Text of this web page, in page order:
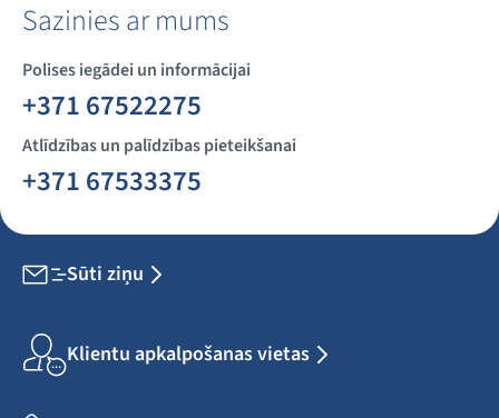
Sazinies ar mums
Polises iegādei un informācijai
+371 67522275
Atlīdzības un palīdzības pieteikšanai
+371 67533375
Sūti ziņu
Klientu apkalpošanas vietas